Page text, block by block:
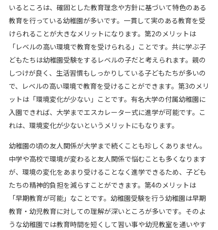
いるところは、確固とした教育理念や方針に基づいて特色のある
教育を行っている幼稚園が多いです。一貫して実のある教育を受
けられることが大きなメリットになります。第2のメリットは
「レベルの高い環境で教育を受けられる」ことです。共に学ぶ子
どもたちは幼稚園受験をするレベルの子だと考えられます。親の
しつけが良く、生活習慣もしっかりしている子どもたちが多いの
で、レベルの高い環境で教育を受けることができます。第3のメリ
ットは「環境変化が少ない」ことです。有名大学の付属幼稚園に
入園できれば、大学までエスカレーター式に進学が可能です。こ
れは、環境変化が少ないというメリットにもなります。
幼稚園の頃の友人関係が大学まで続くことも珍しくありません。
中学や高校で環境が変わると友人関係で悩むことも多くなります
が、環境の変化をあまり受けることなく進学できるため、子ども
たちの精神的負担を減らすことができます。第4のメリットは
「早期教育が可能」なことです。幼稚園受験を行う幼稚園は早期
教育・幼児教育に対しての理解が深いところが多いです。そのよ
うな幼稚園では教育時間を短くして習い事や幼児教室を通いやす